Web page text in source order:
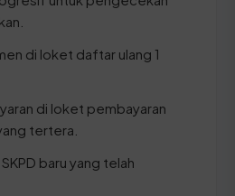
di loket daftar ulang 1
di loket pembayaran
tertera.
baru yang telah